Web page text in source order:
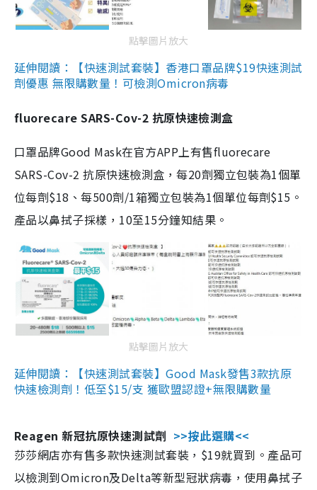
點擊圖片放大
延伸閱讀：【快速測試套裝】香港口罩品牌$19快速測試
劑優惠 無限購數量！可檢測Omicron病毒
fluorecare SARS-Cov-2 抗原快速檢測盒
口罩品牌Good Mask在官方APP上有售fluorecare
SARS-Cov-2 抗原快速檢測盒，每20劑獨立包裝為1個單
位每劑$18、每500劑/1箱獨立包裝為1個單位每劑$15。
產品以鼻拭子採樣，10至15分鐘知結果。
點擊圖片放大
延伸閱讀：【快速測試套裝】Good Mask發售3款抗原
快速檢測劑！低至$15/支 獲歐盟認證+無限購數量
Reagen 新冠抗原快速測試劑 >>按此選購<<
莎莎網店亦有售多款快速測試套裝，$19就買到。產品可
以檢測到Omicron及Delta等新型冠狀病毒，使用鼻拭子